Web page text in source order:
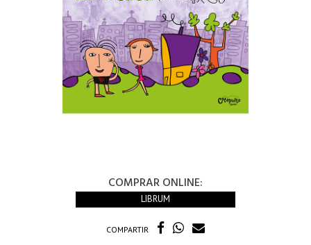
COMPRAR ONLINE:
LIBRUM
COMPARTIR